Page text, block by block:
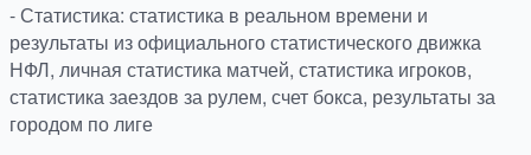
- Статистика: статистика в реальном времени и
результаты из официального статистического движка
НФЛ, личная статистика матчей, статистика игроков,
статистика заездов за рулем, счет бокса, результаты за
городом по лиге